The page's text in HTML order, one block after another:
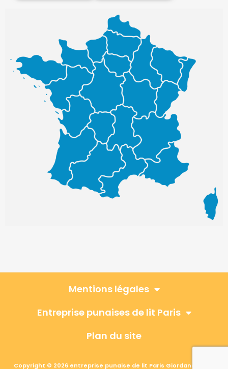
Mentions légales
Entreprise punaises de lit Paris
Plan du site
Copyright © 2026 entreprise punaise de lit Paris Giordano, Tous